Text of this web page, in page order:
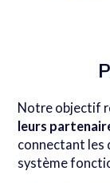
Notre objectif
leurs
connectant les
système